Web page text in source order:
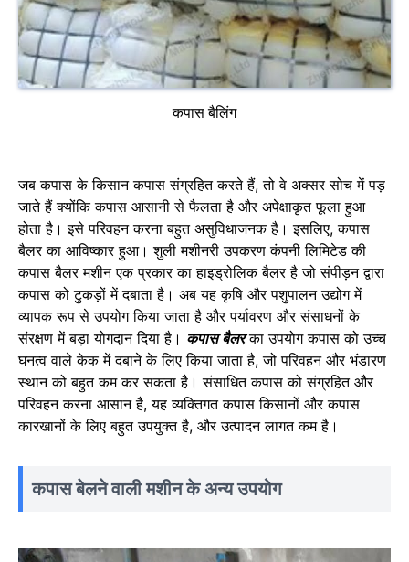
कपास बैलिंग
जब कपास के किसान कपास संग्रहित करते हैं, तो वे अक्सर सोच में पड़
जाते हैं क्योंकि कपास आसानी से फैलता है और अपेक्षाकृत फूला हुआ
होता है। इसे परिवहन करना बहुत असुविधाजनक है। इसलिए, कपास
बैलर का आविष्कार हुआ। शुली मशीनरी उपकरण कंपनी लिमिटेड की
कपास बैलर मशीन एक प्रकार का हाइड्रोलिक बैलर है जो संपीड़न द्वारा
कपास को टुकड़ों में दबाता है। अब यह कृषि और पशुपालन उद्योग में
व्यापक रूप से उपयोग किया जाता है और पर्यावरण और संसाधनों के
संरक्षण में बड़ा योगदान दिया है। कपास बैलरका उपयोग कपास को उच्च
घनत्व वाले केक में दबाने के लिए किया जाता है, जो परिवहन और भंडारण
स्थान को बहुत कम कर सकता है। संसाधित कपास को संग्रहित और
परिवहन करना आसान है, यह व्यक्तिगत कपास किसानों और कपास
कारखानों के लिए बहुत उपयुक्त है, और उत्पादन लागत कम है।
कपास बेलने वाली मशीन के अन्य उपयोग